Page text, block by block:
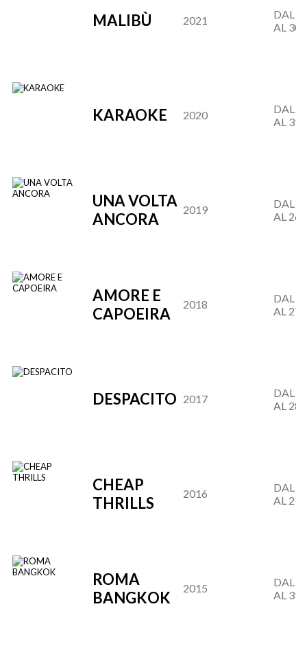
MALIBÙ 2021
DAL
AL
KARAOKE 2020
DAL
AL
UNA VOLTA
ANCORA
2019
DAL
AL
AMORE E
CAPOEIRA
2018
DAL
AL
DESPACITO 2017
DAL
AL
CHEAP
THRILLS
2016
DAL
AL
ROMA
BANGKOK
2015
DAL
AL